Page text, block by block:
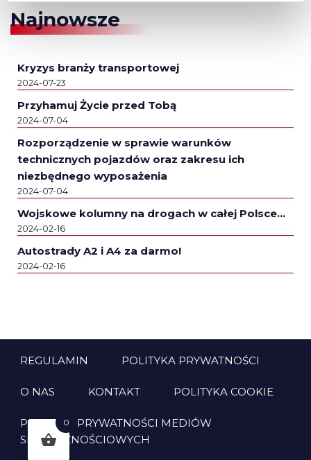
Najnowsze
Kryzys branży transportowej
2024-07-23
Przyhamuj Życie przed Tobą
2024-07-04
Rozporządzenie w sprawie warunków
technicznych pojazdów oraz zakresu ich
niezbędnego wyposażenia
2024-07-04
Wojskowe kolumny na drogach w całej Polsce…
2024-02-16
Autostrady A2 i A4 za darmo!
2024-02-16
REGULAMIN POLITYKA PRYWATNOŚCI
O NAS KONTAKT POLITYKA COOKIE
POLITYKA PRYWATNOŚCI MEDIÓW
SPOŁECZNOŚCIOWYCH
0